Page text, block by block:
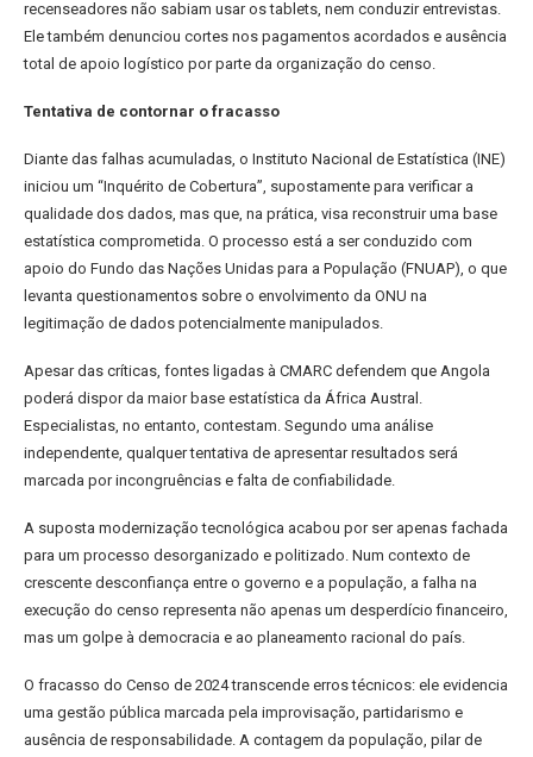
recenseadores não sabiam usar os tablets, nem conduzir entrevistas.
Ele também denunciou cortes nos pagamentos acordados e ausência
total de apoio logístico por parte da organização do censo.
Tentativa de contornar o fracasso
Diante das falhas acumuladas, o Instituto Nacional de Estatística (INE)
iniciou um “Inquérito de Cobertura”, supostamente para verificar a
qualidade dos dados, mas que, na prática, visa reconstruir uma base
estatística comprometida. O processo está a ser conduzido com
apoio do Fundo das Nações Unidas para a População (FNUAP), o que
levanta questionamentos sobre o envolvimento da ONU na
legitimação de dados potencialmente manipulados.
Apesar das críticas, fontes ligadas à CMARC defendem que Angola
poderá dispor da maior base estatística da África Austral.
Especialistas, no entanto, contestam. Segundo uma análise
independente, qualquer tentativa de apresentar resultados será
marcada por incongruências e falta de confiabilidade.
A suposta modernização tecnológica acabou por ser apenas fachada
para um processo desorganizado e politizado. Num contexto de
crescente desconfiança entre o governo e a população, a falha na
execução do censo representa não apenas um desperdício financeiro,
mas um golpe à democracia e ao planeamento racional do país.
O fracasso do Censo de 2024 transcende erros técnicos: ele evidencia
uma gestão pública marcada pela improvisação, partidarismo e
ausência de responsabilidade. A contagem da população, pilar de